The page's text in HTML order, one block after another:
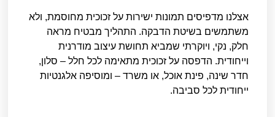
אצלנו מדפיסים תמונות ישירות על זכוכית מחוסמת, ולא
משתמשים בשיטת הדבקה. התהליך מבטיח מראה
חלק, נקי, ויוקרתי שמביא תחושת עיצוב מודרנית
וייחודית. הדפסה על זכוכית מתאימה לכל חלל – סלון,
חדר שינה, פינת אוכל, או משרד – ומוסיפה אלגנטיות
ייחודית לכל סביבה.